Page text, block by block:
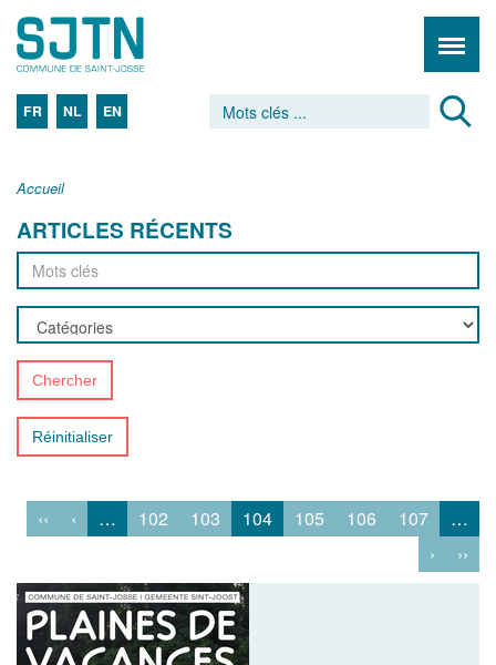
FR NL EN
Accueil
ARTICLES RÉCENTS
Chercher
Réinitialiser
‹‹ ‹ … 102 103 104 105 106 107
…
›
››